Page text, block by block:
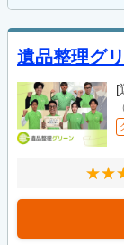
遺品整理グ
[